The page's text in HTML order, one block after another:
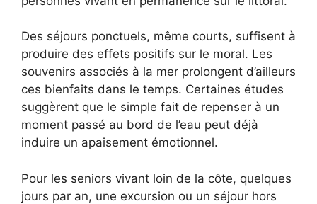
Des séjours ponctuels, même courts, suffisent à
produire des effets positifs sur le moral. Les
souvenirs associés à la mer prolongent d’ailleurs
ces bienfaits dans le temps. Certaines études
suggèrent que le simple fait de repenser à un
moment passé au bord de l’eau peut déjà
induire un apaisement émotionnel.
Pour les seniors vivant loin de la côte, quelques
jours par an, une excursion ou un séjour hors